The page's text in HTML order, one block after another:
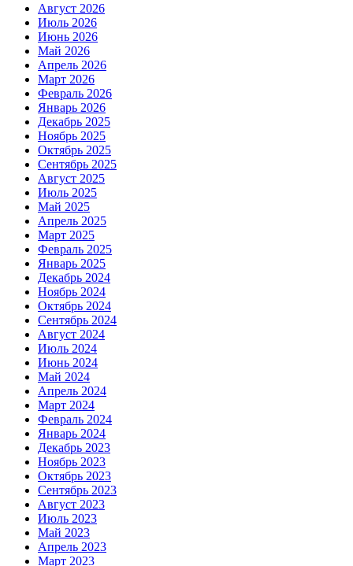
Август 2026
Июль 2026
Июнь 2026
Май 2026
Апрель 2026
Март 2026
Февраль 2026
Январь 2026
Декабрь 2025
Ноябрь 2025
Октябрь 2025
Сентябрь 2025
Август 2025
Июль 2025
Май 2025
Апрель 2025
Март 2025
Февраль 2025
Январь 2025
Декабрь 2024
Ноябрь 2024
Октябрь 2024
Сентябрь 2024
Август 2024
Июль 2024
Июнь 2024
Май 2024
Апрель 2024
Март 2024
Февраль 2024
Январь 2024
Декабрь 2023
Ноябрь 2023
Октябрь 2023
Сентябрь 2023
Август 2023
Июль 2023
Май 2023
Апрель 2023
Март 2023